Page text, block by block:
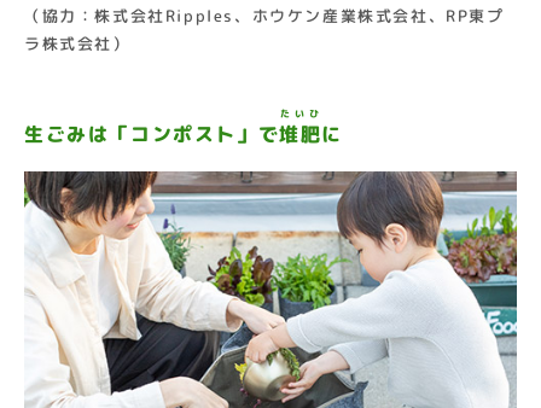
（協力：株式会社Ripples、ホウケン産業株式会社、RP東プ
ラ株式会社）
生ごみは「コンポスト」で堆肥
たいひ
に